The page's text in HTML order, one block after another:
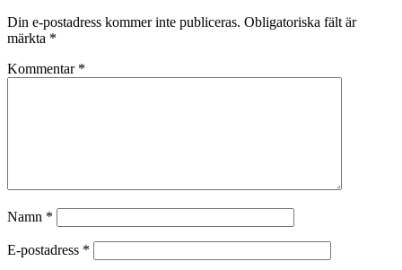
Din e-postadress kommer inte publiceras. Obligatoriska fält är
märkta *
Kommentar *
Namn *
E-postadress *